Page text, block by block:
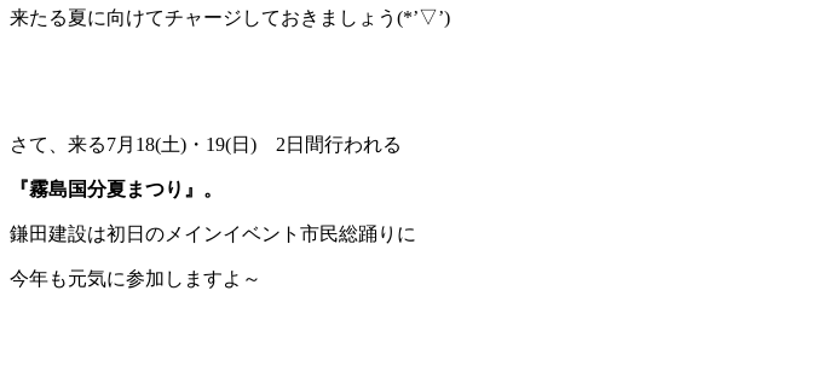
来たる夏に向けてチャージしておきましょう(*’▽’)
さて、来る7月18(土)・19(日) 2日間行われる
『霧島国分夏まつり』。
鎌田建設は初日のメインイベント市民総踊りに
今年も元気に参加しますよ～